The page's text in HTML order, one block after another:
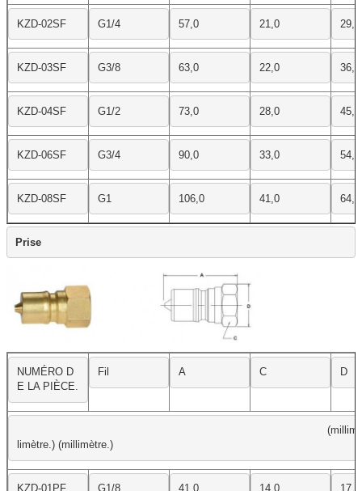
KZD-02SF G1/4 57,0 21,0 29,0
KZD-03SF G3/8 63,0 22,0 36,0
KZD-04SF G1/2 73,0 28,0 45,0
KZD-06SF G3/4 90,0 33,0 54,0
KZD-08SF G1 106,0 41,0 64,0
Prise
NUMÉRO D
E LA PIÈCE.
Fil A C D
limètre.) (millimètre.)
KZD-01PF G1/8 41,0 14,0 17,0